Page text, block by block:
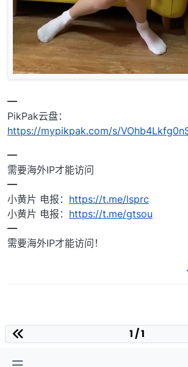
━
PikPak云盘：
https://mypikpak.com/s/
━
需要海外IP才能访问
━
小黄片 电报： https://t.me/lsprc
小黄片 电报： https://t.me/gtsou
━
需要海外IP才能访问！
1 / 1